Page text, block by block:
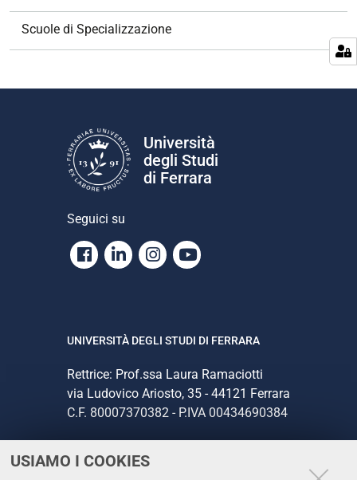
USIAMO I COOKIES
Scuole di Specializzazione
Università
degli Studi
di Ferrara
Seguici su
Facebook
LinkedinInstagram
Youtube
UNIVERSITÀ DEGLI STUDI DI FERRARA
Rettrice: Prof.ssa Laura Ramaciotti
via Ludovico Ariosto, 35 - 44121 Ferrara
C.F. 80007370382 - P.IVA 00434690384
CONTATTI